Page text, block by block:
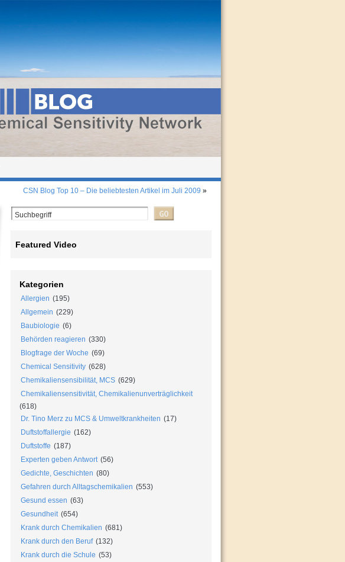
CSN Blog Top 10 – Die beliebtesten Artikel im Juli 2009 »
Featured Video
Kategorien
Allergien (195)
Allgemein (229)
Baubiologie (6)
Behörden reagieren (330)
Blogfrage der Woche (69)
Chemical Sensitivity (628)
Chemikaliensensibilität, MCS (629)
Chemikaliensensitivität, Chemikalienunverträglichkeit
(618)
Dr. Tino Merz zu MCS & Umweltkrankheiten (17)
Duftstoffallergie (162)
Duftstoffe (187)
Experten geben Antwort (56)
Gedichte, Geschichten (80)
Gefahren durch Alltagschemikalien (553)
Gesund essen (63)
Gesundheit (654)
Krank durch Chemikalien (681)
Krank durch den Beruf (132)
Krank durch die Schule (53)